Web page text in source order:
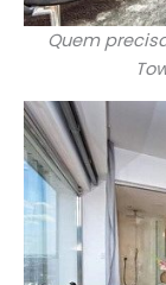
Quem